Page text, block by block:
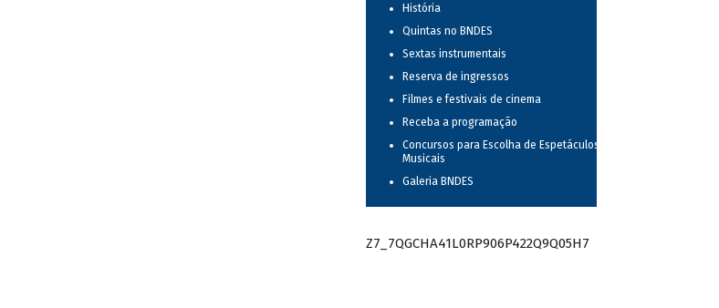
História
Quintas no BNDES
Sextas instrumentais
Reserva de ingressos
Filmes e festivais de cinema
Receba a programação
Concursos para Escolha de Espetáculos
Musicais
Galeria BNDES
Z7_7QGCHA41L0RP906P422Q9Q05H7